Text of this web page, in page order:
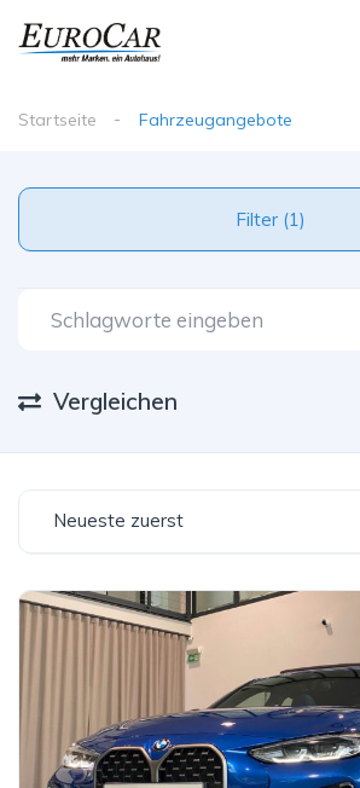
Startseite Fahrzeugangebote
Filter (1)
Vergleichen
Neueste zuerst